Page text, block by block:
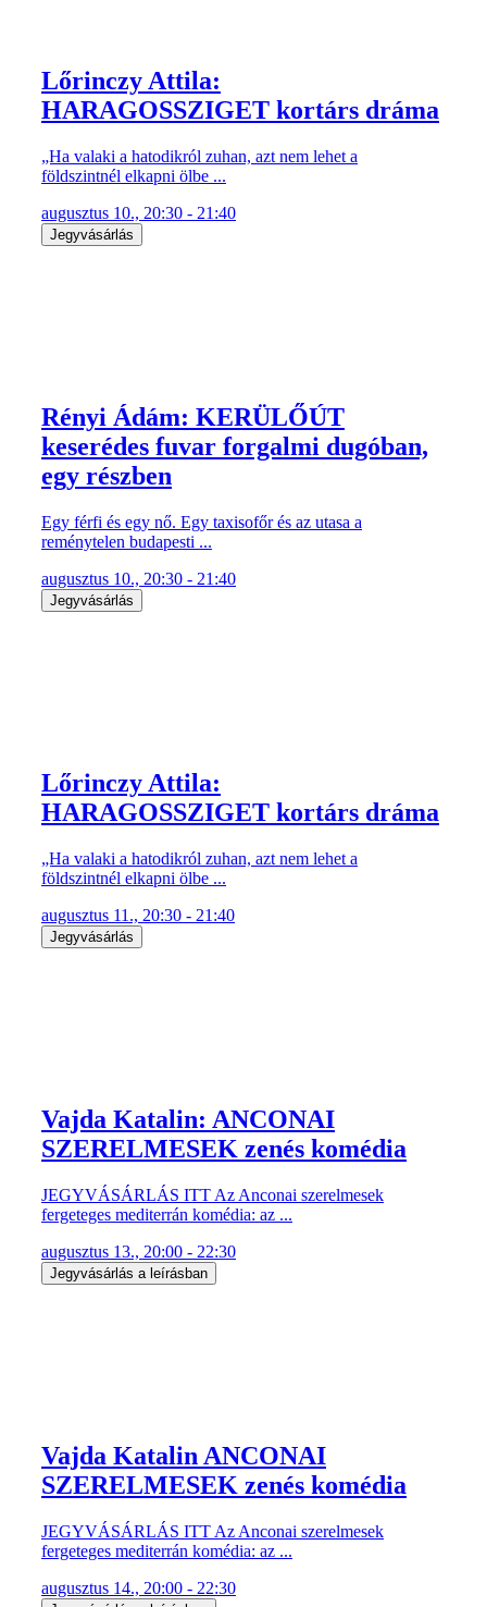
Lőrinczy Attila:
HARAGOSSZIGET kortárs dráma
„Ha valaki a hatodikról zuhan, azt nem lehet a
földszintnél elkapni ölbe ...
augusztus 10., 20:30 - 21:40
Jegyvásárlás
Rényi Ádám: KERÜLŐÚT
keserédes fuvar forgalmi dugóban,
egy részben
Egy férfi és egy nő. Egy taxisofőr és az utasa a
reménytelen budapesti ...
augusztus 10., 20:30 - 21:40
Jegyvásárlás
Lőrinczy Attila:
HARAGOSSZIGET kortárs dráma
„Ha valaki a hatodikról zuhan, azt nem lehet a
földszintnél elkapni ölbe ...
augusztus 11., 20:30 - 21:40
Jegyvásárlás
Vajda Katalin: ANCONAI
SZERELMESEK zenés komédia
JEGYVÁSÁRLÁS ITT Az Anconai szerelmesek
fergeteges mediterrán komédia: az ...
augusztus 13., 20:00 - 22:30
Jegyvásárlás a leírásban
Vajda Katalin ANCONAI
SZERELMESEK zenés komédia
JEGYVÁSÁRLÁS ITT Az Anconai szerelmesek
fergeteges mediterrán komédia: az ...
augusztus 14., 20:00 - 22:30